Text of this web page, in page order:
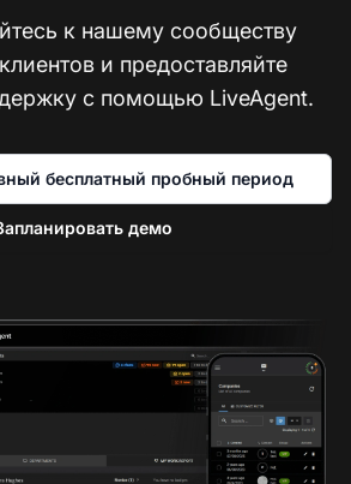
к нашему сообществу
и предоставляйте
с помощью LiveAgent.
бесплатный пробный период
демо